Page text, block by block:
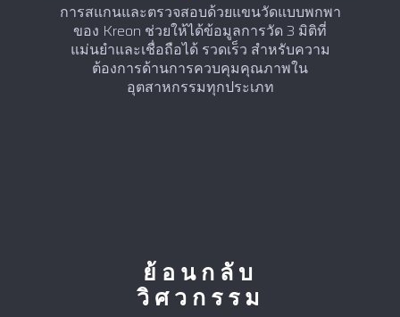
การสแกนและตรวจสอบด้วยแขนวัดแบบพกพา
ของ Kreon ช่วยให้ได้ข้อมูลการวัด 3 มิติที่
แม่นยำและเชื่อถือได้ รวดเร็ว สำหรับความ
ต้องการด้านการควบคุมคุณภาพใน
อุตสาหกรรมทุกประเภท
ย้อนกลับ
วิศวกรรม